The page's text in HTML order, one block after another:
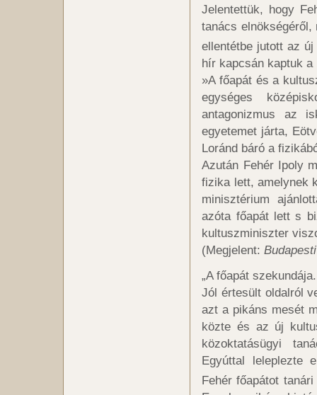
Jelentettük, hogy
tanács
ellentétbe jutott az
hír kapcsán kaptuk
»A főapát és a
egységes
antagonizmus az
egyetemet járta,
Loránd báró a
Azután Fehér Ipoly
fizika lett, amelynek
minisztérium
azóta főapát lett s
kultuszminiszter
(Megjelent:
„A főapát szekundája.
Jól értesült oldalról
azt a pikáns mesét
közte és az új
közoktatásügyi
Egyúttal leleplezte
Fehér főapátot